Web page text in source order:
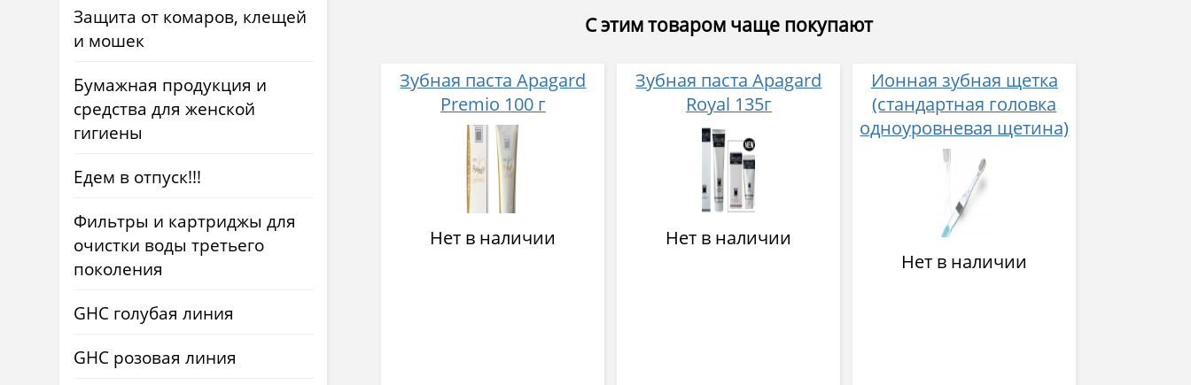
Защита от комаров, клещей
и мошек
Бумажная продукция и
средства для женской
гигиены
Едем в отпуск!!!
Фильтры и картриджы для
очистки воды третьего
поколения
GHC голубая линия
GHC розовая линия
С этим товаром чаще покупают
Зубная паста Apagard
Premio 100 г
Нет в наличии
Зубная паста Apagard
Royal 135г
Нет в наличии
Ионная зубная щетка
(стандартная головка
одноуровневая щетина)
Нет в наличии